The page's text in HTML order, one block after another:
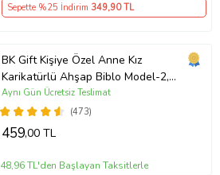
Sepette %25 İndirim 349,90 TL
BK Gift Kişiye Özel Anne Kız
Karikatürlü Ahşap Biblo Model-2,
Anneye Hediye, Doğum Günü
Hediyesi (Beyaz)
(473)
Aynı Gün Ücretsiz Teslimat
459,00 TL
48,96 TL'den Başlayan Taksitlerle